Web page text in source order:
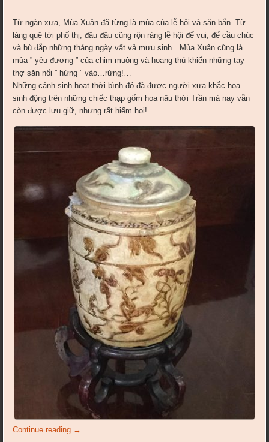
Từ ngàn xưa, Mùa Xuân đã từng là mùa của lễ hội và săn bắn. Từ
làng quê tới phố thị, đâu đâu cũng rộn ràng lễ hội để vui, để cầu chúc
và bù đắp những tháng ngày vất vả mưu sinh…Mùa Xuân cũng là
mùa ” yêu đương ” của chim muông và hoang thú khiến những tay
thợ săn nổi ” hứng ” vào…rừng!…
Những cảnh sinh hoạt thời bình đó đã được người xưa khắc họa
sinh động trên những chiếc thạp gốm hoa nâu thời Trần mà nay vẫn
còn được lưu giữ, nhưng rất hiếm hoi!
Continue reading →